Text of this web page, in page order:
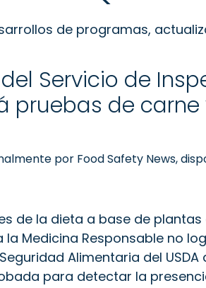
de programas,
Servicio de
pruebas de
por Food Safety News,
de la dieta a base de
la Medicina Responsable no
Alimentaria del
para detectar la